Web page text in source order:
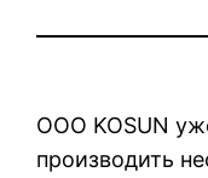
ООО KOSUN
производить